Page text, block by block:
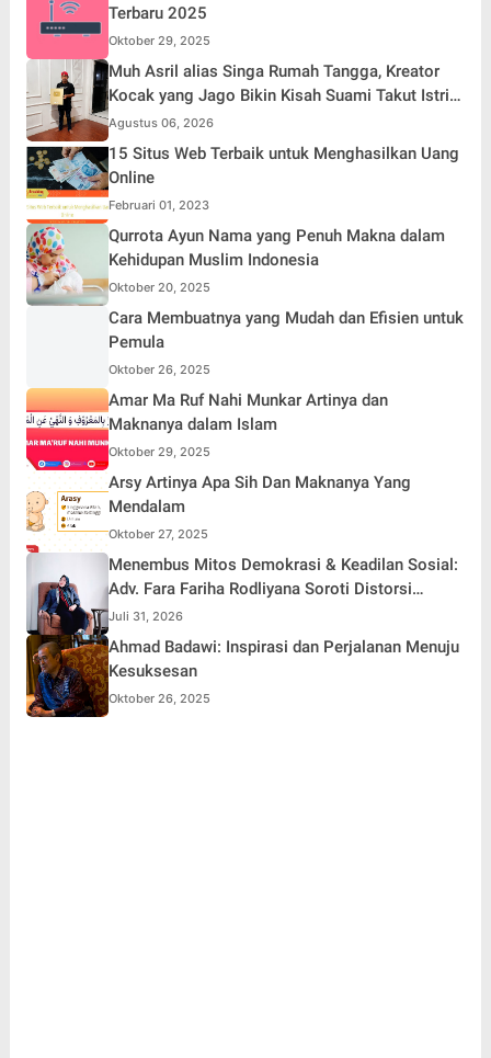
Terbaru 2025
Oktober 29, 2025
Muh Asril alias Singa Rumah Tangga, Kreator
Kocak yang Jago Bikin Kisah Suami Takut Istri
Jadi Hiburan
Agustus 06, 2026
15 Situs Web Terbaik untuk Menghasilkan Uang
Online
Februari 01, 2023
Qurrota Ayun Nama yang Penuh Makna dalam
Kehidupan Muslim Indonesia
Oktober 20, 2025
Cara Membuatnya yang Mudah dan Efisien untuk
Pemula
Oktober 26, 2025
Amar Ma Ruf Nahi Munkar Artinya dan
Maknanya dalam Islam
Oktober 29, 2025
Arsy Artinya Apa Sih Dan Maknanya Yang
Mendalam
Oktober 27, 2025
Menembus Mitos Demokrasi & Keadilan Sosial:
Adv. Fara Fariha Rodliyana Soroti Distorsi
Simpati Publik dan Aksi Main Hakim Sendiri
Juli 31, 2026
Ahmad Badawi: Inspirasi dan Perjalanan Menuju
Kesuksesan
Oktober 26, 2025